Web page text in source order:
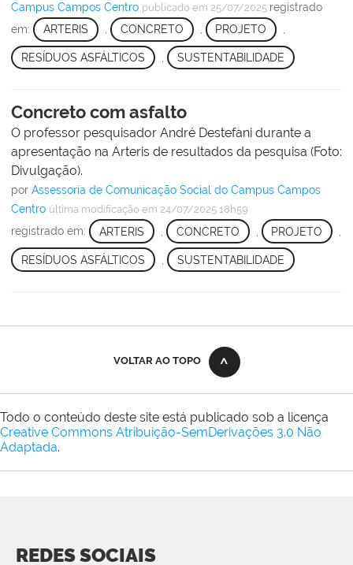
Campus Campos Centro publicado em 25/07/2025 registrado
em:
ARTERIS , CONCRETO , PROJETO ,
RESÍDUOS ASFÁLTICOS SUSTENTABILIDADE
Concreto com asfalto
O professor pesquisador André Destefani durante a
apresentação na Arteris de resultados da pesquisa (Foto:
Divulgação).
por Assessoria de Comunicação Social do Campus Campos
Centro última modificação em 24/07/2025 18h59
registrado em: ARTERIS CONCRETO PROJETO
RESÍDUOS ASFÁLTICOS SUSTENTABILIDADE
VOLTAR AO TOPO
Todo o conteúdo deste site está publicado sob a licença
Creative Commons Atribuição-SemDerivações 3.0 Não
Adaptada.
REDES SOCIAIS